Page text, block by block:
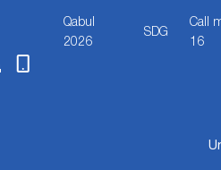
Qabul
2026
SDG
Call
16